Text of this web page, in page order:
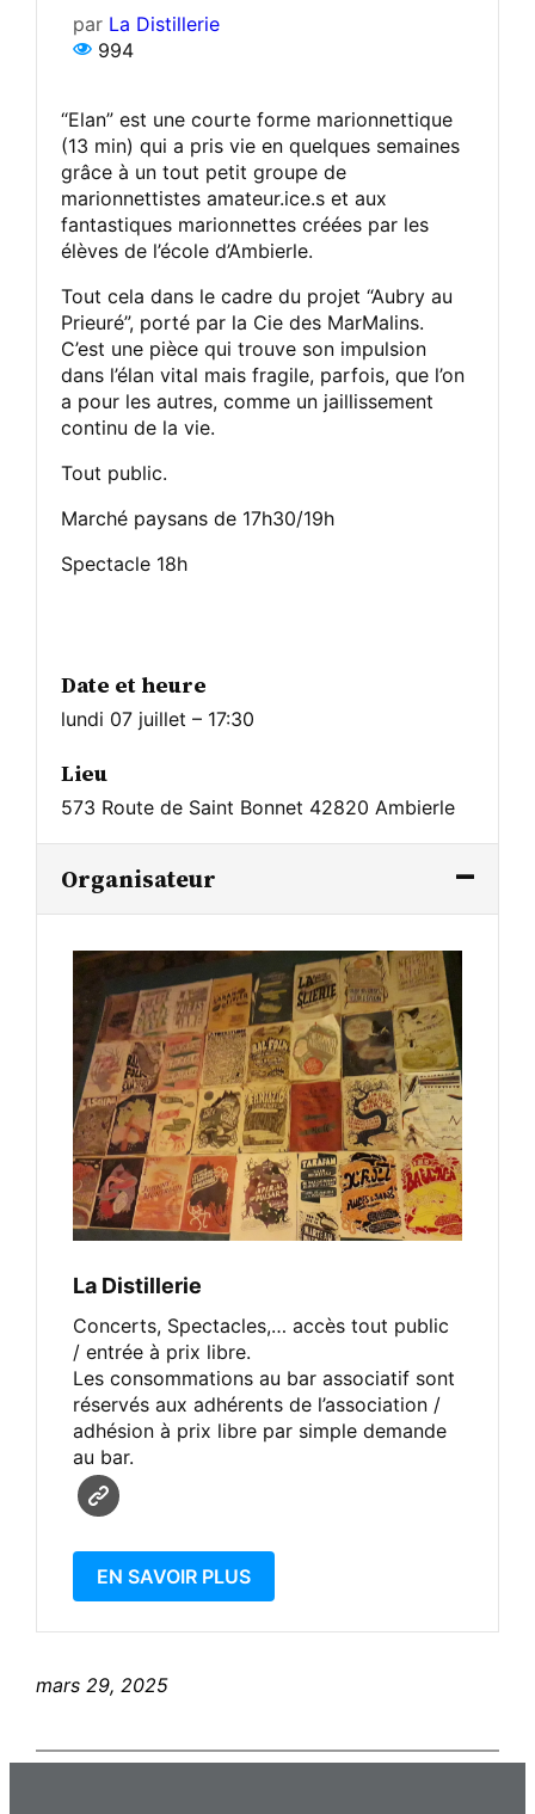
par La Distillerie
994
“Elan” est une courte forme marionnettique
(13 min) qui a pris vie en quelques semaines
grâce à un tout petit groupe de
marionnettistes amateur.ice.s et aux
fantastiques marionnettes créées par les
élèves de l’école d’Ambierle.
Tout cela dans le cadre du projet “Aubry au
Prieuré”, porté par la Cie des MarMalins.
C’est une pièce qui trouve son impulsion
dans l’élan vital mais fragile, parfois, que l’on
a pour les autres, comme un jaillissement
continu de la vie.
Tout public.
Marché paysans de 17h30/19h
Spectacle 18h
Date et heure
lundi 07 juillet – 17:30
Lieu
573 Route de Saint Bonnet 42820 Ambierle
Organisateur
La Distillerie
Concerts, Spectacles,… accès tout public
/ entrée à prix libre.
Les consommations au bar associatif sont
réservés aux adhérents de l’association /
adhésion à prix libre par simple demande
au bar.
EN SAVOIR PLUS
mars 29, 2025